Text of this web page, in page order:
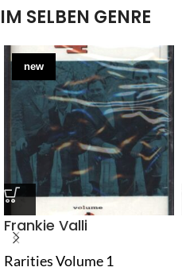
IM SELBEN GENRE
new
Frankie Valli
Rarities Volume 1